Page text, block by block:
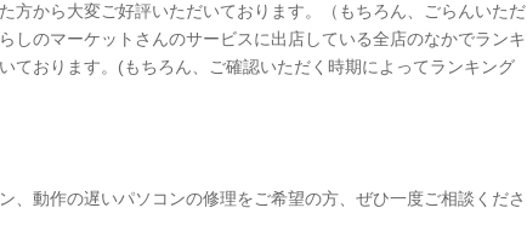
方から大変ご好評いただいております。（もちろん、ごらんいただ
しのマーケットさんのサービスに出店している全店のなかでランキ
ております。(もちろん、ご確認いただく時期によってランキング
、動作の遅いパソコンの修理をご希望の方、ぜひ一度ご相談くださ